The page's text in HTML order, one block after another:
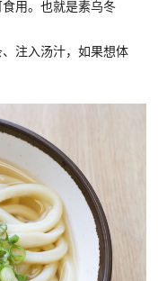
用。也就是素乌冬
注入汤汁，如果想体